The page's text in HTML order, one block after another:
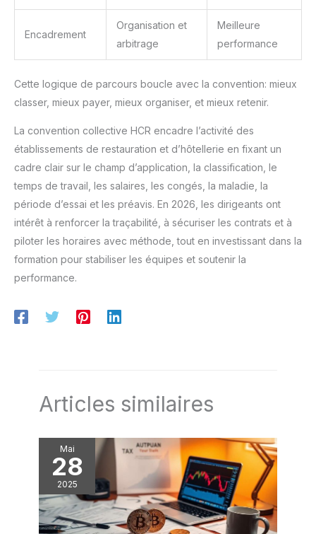
Encadrement
Organisation et
arbitrage
Meilleure
performance
Cette logique de parcours boucle avec la convention: mieux
classer, mieux payer, mieux organiser, et mieux retenir.
La convention collective HCR encadre l’activité des
établissements de restauration et d’hôtellerie en fixant un
cadre clair sur le champ d’application, la classification, le
temps de travail, les salaires, les congés, la maladie, la
période d’essai et les préavis. En 2026, les dirigeants ont
intérêt à renforcer la traçabilité, à sécuriser les contrats et à
piloter les horaires avec méthode, tout en investissant dans la
formation pour stabiliser les équipes et soutenir la
performance.
Articles similaires
Mai
28
2025